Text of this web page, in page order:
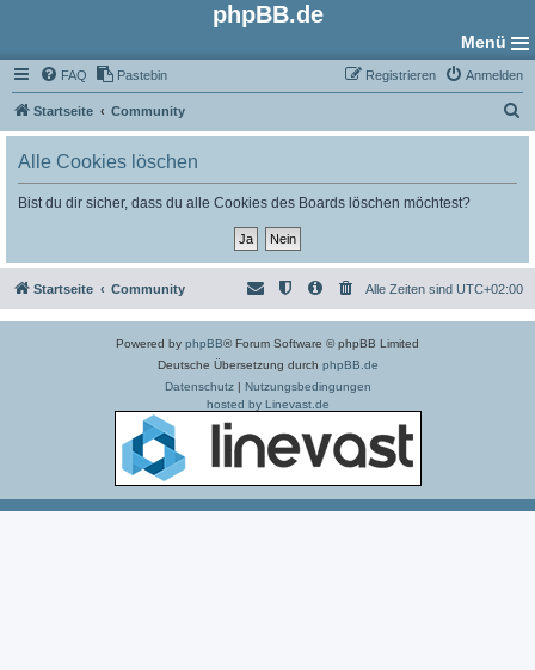
phpBB.de
Menü
FAQ Pastebin Anmelden
Registrieren
Startseite Community
u
Alle Cookies löschen
Bist du dir sicher, dass du alle Cookies des Boards löschen möchtest?
Startseite Community Alle Zeiten sind UTC+02:00
Powered by phpBB® Forum Software © phpBB Limited
Deutsche Übersetzung durch phpBB.de
Datenschutz| Nutzungsbedingungen
hosted by Linevast.de